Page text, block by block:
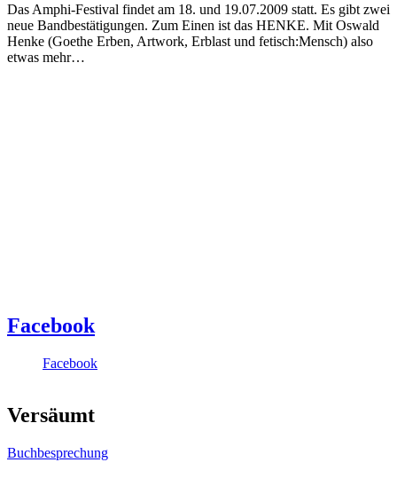
Das Amphi-Festival findet am 18. und 19.07.2009 statt. Es gibt zwei
neue Bandbestätigungen. Zum Einen ist das HENKE. Mit Oswald
Henke (Goethe Erben, Artwork, Erblast und fetisch:Mensch) also
etwas mehr…
Facebook
Facebook
Versäumt
Buchbesprechung